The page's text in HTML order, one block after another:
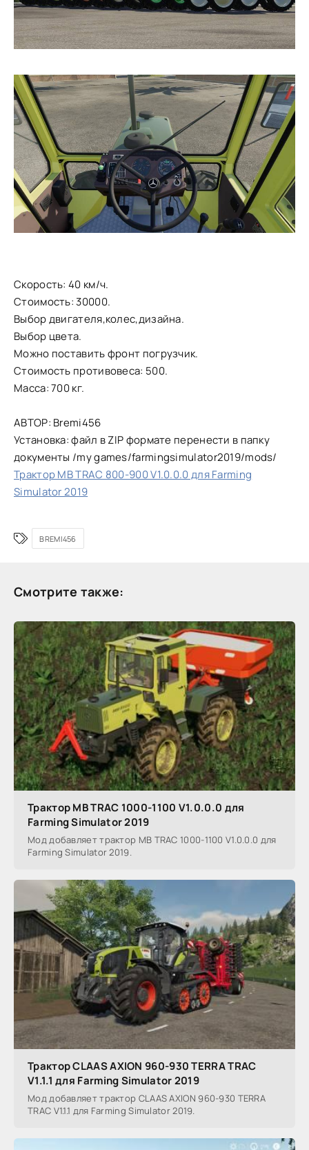
Скорость: 40 км/ч.
Стоимость: 30000.
Выбор двигателя,колес,дизайна.
Выбор цвета.
Можно поставить фронт погрузчик.
Стоимость противовеса: 500.
Масса: 700 кг.
АВТОР: Bremi456
Установка: файл в ZIP формате перенести в папку
документы /my games/farmingsimulator2019/mods/
Трактор MB TRAC 800-900 V1.0.0.0 для Farming
Simulator 2019
BREMI456
Смотрите также:
Трактор MB TRAC 1000-1100 V1.0.0.0 для
Farming Simulator 2019
Мод добавляет трактор MB TRAC 1000-1100 V1.0.0.0 для
Farming Simulator 2019.
Трактор CLAAS AXION 960-930 TERRA TRAC
V1.1.1 для Farming Simulator 2019
Мод добавляет трактор CLAAS AXION 960-930 TERRA
TRAC V1.1.1 для Farming Simulator 2019.